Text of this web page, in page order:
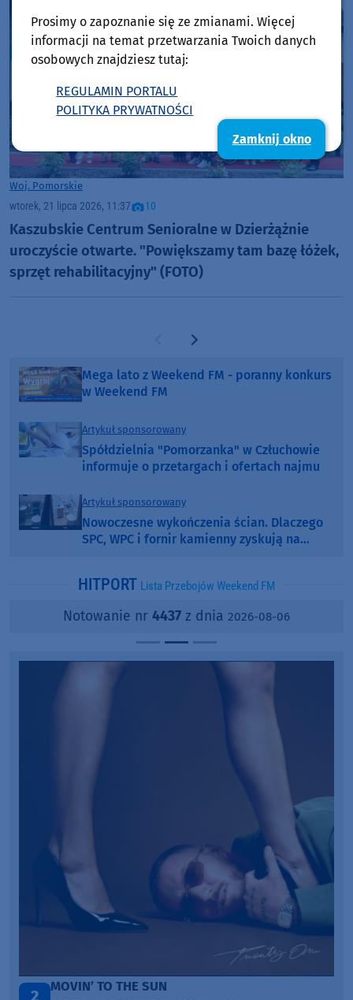
Woj. Pomorskie
wtorek, 21 lipca 2026, 11:37 10
Kaszubskie Centrum Senioralne w Dzierżążnie
uroczyście otwarte. "Powiększamy tam bazę łóżek,
sprzęt rehabilitacyjny" (FOTO)
Poprzednia strona
Następna strona
Mega lato z Weekend FM - poranny konkurs
w Weekend FM
Artykuł sponsorowany
Spółdzielnia "Pomorzanka" w Człuchowie
informuje o przetargach i ofertach najmu
Artykuł sponsorowany
Nowoczesne wykończenia ścian. Dlaczego
SPC, WPC i fornir kamienny zyskują na
HITPORT Lista Przebojów Weekend FM
Notowanie nr 4437 z dnia 2026-08-06
3
ITEPE ITEDE
Prosimy o zapoznanie się ze zmianami. Więcej
informacji na temat przetwarzania Twoich danych
osobowych znajdziesz tutaj:
REGULAMIN PORTALU
POLITYKA PRYWATNOŚCI
Zamknij okno